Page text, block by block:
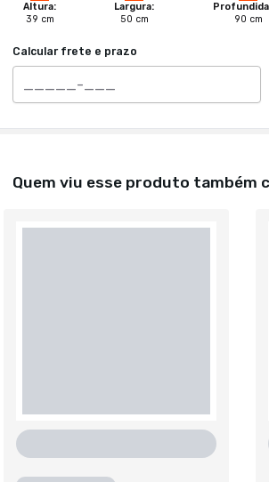
Altura:
39 cm
Largura:
50 cm
90 cm
Calcular frete e prazo
Quem viu esse produto também